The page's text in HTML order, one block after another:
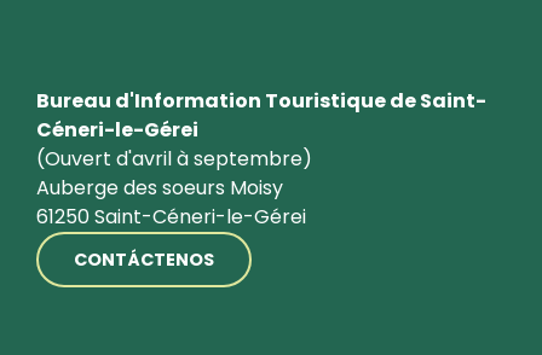
Bureau d'Information Touristique de Saint-
Céneri-le-Gérei
(Ouvert d'avril à septembre)
Auberge des soeurs Moisy
61250 Saint-Céneri-le-Gérei
CONTÁCTENOS